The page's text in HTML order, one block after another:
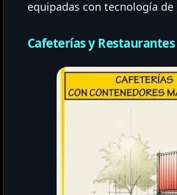
equipadas con tecnología de
Cafeterías y Restaurantes